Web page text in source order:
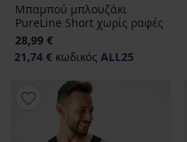
Μπαμπού μπλουζάκι
PureLine Short χωρίς ραφές
28,99 €
21,74 € κωδικός ALL25